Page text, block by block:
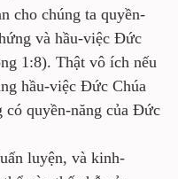
cho chúng ta quyền-
và hầu-việc Đức
1:8). Thật vô ích nếu
hầu-việc Đức Chúa
có quyền-năng của Đức
luyện, và kinh-